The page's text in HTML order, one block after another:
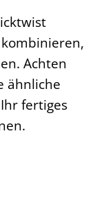
Achten
ähnliche
fertiges